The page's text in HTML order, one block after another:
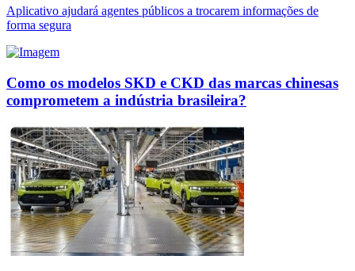
Aplicativo ajudará agentes públicos a trocarem informações de
forma segura
Como os modelos SKD e CKD das marcas chinesas
comprometem a indústria brasileira?